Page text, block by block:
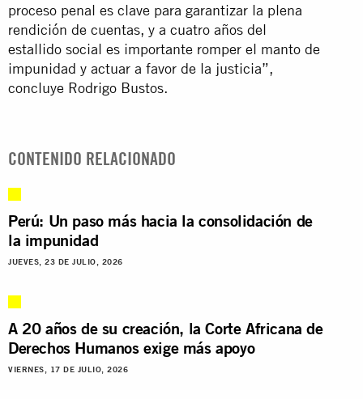
proceso penal es clave para garantizar la plena
rendición de cuentas, y a cuatro años del
estallido social es importante romper el manto de
impunidad y actuar a favor de la justicia”,
concluye Rodrigo Bustos.
CONTENIDO RELACIONADO
Perú: Un paso más hacia la consolidación de
la impunidad
JUEVES, 23 DE JULIO, 2026
A 20 años de su creación, la Corte Africana de
Derechos Humanos exige más apoyo
VIERNES, 17 DE JULIO, 2026